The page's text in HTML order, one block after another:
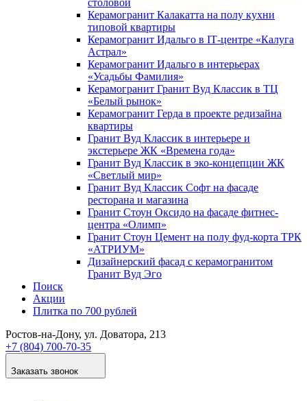
столовой
Керамогранит Калакатта на полу кухни
типовой квартиры
Керамогранит Идальго в IТ-центре «Калуга
Астрал»
Керамогранит Идальго в интерьерах
«Усадьбы Фамилия»
Керамогранит Гранит Вуд Классик в ТЦ
«Белый рынок»
Керамогранит Герда в проекте редизайна
квартиры
Гранит Вуд Классик в интерьере и
экстерьере ЖК «Времена года»
Гранит Вуд Классик в эко-концепции ЖК
«Светлый мир»
Гранит Вуд Классик Софт на фасаде
ресторана и магазина
Гранит Стоун Оксидо на фасаде фитнес-
центра «Олимп»
Гранит Стоун Цемент на полу фуд-корта ТРК
«АТРИУМ»
Дизайнер­ский фасад с керамогранитом
Гранит Вуд Эго
Поиск
Акции
Плитка по 700 рублей
Ростов-на-Дону, ул. Доватора, 213
+7 (804) 700-70-35
Заказать звонок